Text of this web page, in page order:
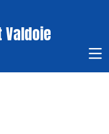
Valdoie